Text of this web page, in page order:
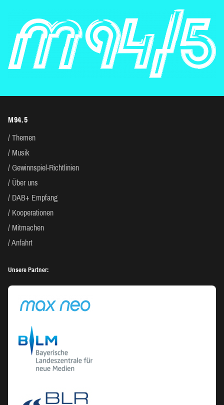
M94.5
Themen
Musik
Gewinnspiel-Richtlinien
Über uns
DAB+ Empfang
Kooperationen
Mitmachen
Anfahrt
Unsere Partner: